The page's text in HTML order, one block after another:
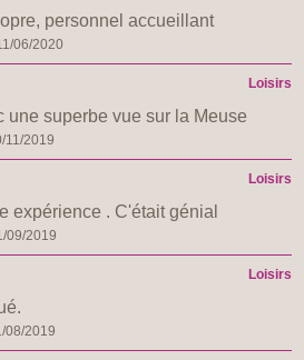
personnel accueillant
06/2020
Loisirs
une superbe vue sur la Meuse
11/2019
Loisirs
expérience . C'était génial
09/2019
Loisirs
08/2019